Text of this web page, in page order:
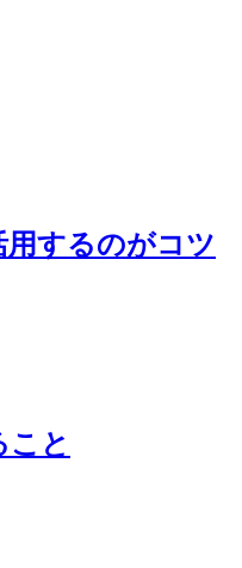
するのがコツ
と